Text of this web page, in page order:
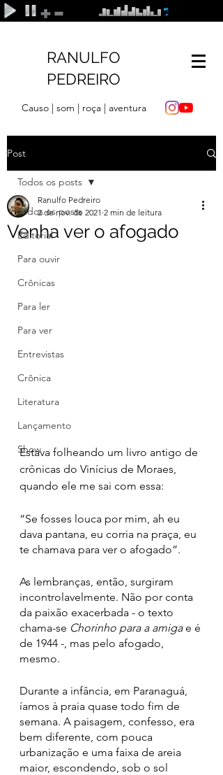
RANULFO
PEDREIRO
Causo | som | roça | aventura
Post
Todos os posts
Editorial
Para ouvir
Crônicas
Para ler
Para ver
Entrevistas
Crônica
Literatura
Lançamento
Show
Todos os posts
Venha ver o afogado
Ranulfo Pedreiro
2 de nov. de 2021 2 min de leitura
Estava folheando um livro antigo de
crônicas do Vinícius de Moraes,
quando ele me sai com essa:
“Se fosses louca por mim, ah eu
dava pantana, eu corria na praça, eu
te chamava para ver o afogado”.
As lembranças, então, surgiram
incontrolavelmente. Não por conta
da paixão exacerbada - o texto
chama-se Chorinho para a amiga e é
de 1944 -, mas pelo afogado,
mesmo.
Durante a infância, em Paranaguá,
íamos à praia quase todo fim de
semana. A paisagem, confesso, era
bem diferente, com pouca
urbanização e uma faixa de areia
maior, escondendo, sob o sol